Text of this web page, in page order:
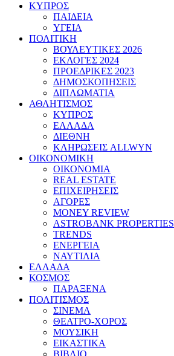
ΚΥΠΡΟΣ
ΠΑΙΔΕΙΑ
ΥΓΕΙΑ
ΠΟΛΙΤΙΚΗ
ΒΟΥΛΕΥΤΙΚΕΣ 2026
ΕΚΛΟΓΕΣ 2024
ΠΡΟΕΔΡΙΚΕΣ 2023
ΔΗΜΟΣΚΟΠΗΣΕΙΣ
ΔΙΠΛΩΜΑΤΙΑ
ΑΘΛΗΤΙΣΜΟΣ
ΚΥΠΡΟΣ
ΕΛΛΑΔΑ
ΔΙΕΘΝΗ
ΚΛΗΡΩΣΕΙΣ ALLWYN
ΟΙΚΟΝΟΜΙΚΗ
ΟΙΚΟΝΟΜΙΑ
REAL ESTATE
ΕΠΙΧΕΙΡΗΣΕΙΣ
ΑΓΟΡΕΣ
MONEY REVIEW
ASTROBANK PROPERTIES
TRENDS
ΕΝΕΡΓΕΙΑ
ΝΑΥΤΙΛΙΑ
ΕΛΛΑΔΑ
ΚΟΣΜΟΣ
ΠΑΡΑΞΕΝΑ
ΠΟΛΙΤΙΣΜΟΣ
ΣΙΝΕΜΑ
ΘΕΑΤΡΟ-ΧΟΡΟΣ
ΜΟΥΣΙΚΗ
ΕΙΚΑΣΤΙΚΑ
ΒΙΒΛΙΟ